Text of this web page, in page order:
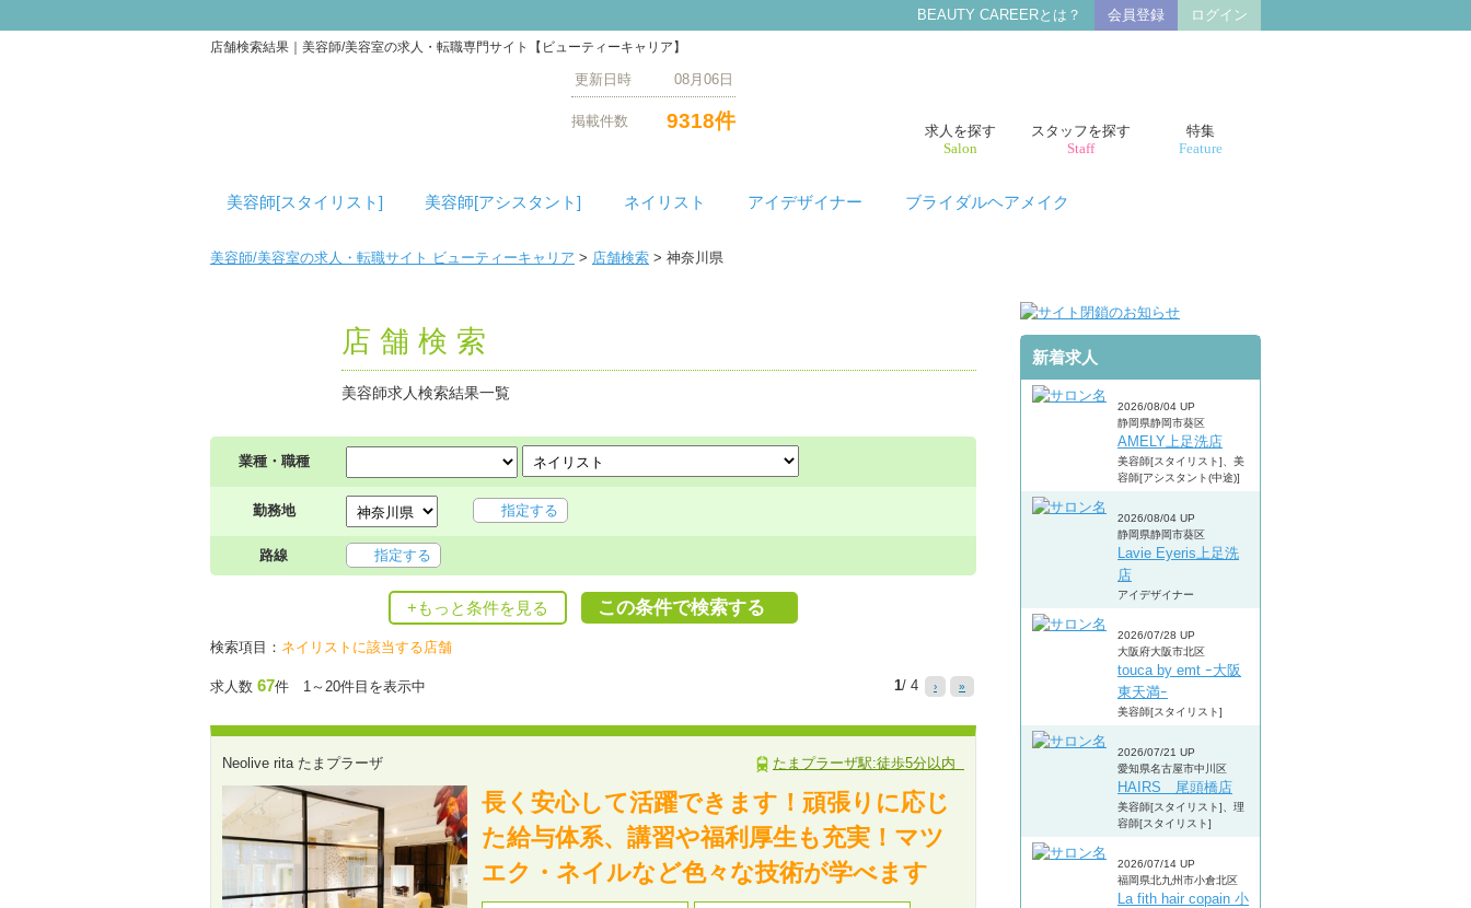
BEAUTY CAREERとは？ 会員登録 ログイン
店舗検索結果｜美容師/美容室の求人・転職専門サイト【ビューティーキャリア】
更新日時 08月06日
9318件
掲載件数
求人を探す
Salon
スタッフを探す
Staff
特集
Feature
美容師[スタイリスト] 美容師[アシスタント] ネイリスト アイデザイナー ブライダルヘアメイク
美容師/美容室の求人・転職サイト ビューティーキャリア > 店舗検索 > 神奈川県
店舗検索
美容師求人検索結果一覧
業種・職種
勤務地 指定する
路線 指定する
+もっと条件を見る この条件で検索する
検索項目： ネイリストに該当する店舗
求人数 67件 1～20件目を表示中 1/ 4 › »
Neolive rita たまプラーザ たまプラーザ駅:徒歩5分以内
長く安心して活躍できます！頑張りに応じ
た給与体系、講習や福利厚生も充実！マツ
エク・ネイルなど色々な技術が学べます
新着求人
2026/08/04 UP
静岡県静岡市葵区
AMELY上足洗店
美容師[スタイリスト]、美
容師[アシスタント(中途)]
2026/08/04 UP
静岡県静岡市葵区
Lavie Eyeris上足洗
店
アイデザイナー
2026/07/28 UP
大阪府大阪市北区
touca by emt ｰ大阪
東天満ｰ
美容師[スタイリスト]
2026/07/21 UP
愛知県名古屋市中川区
HAIRS 尾頭橋店
美容師[スタイリスト]、理
容師[スタイリスト]
2026/07/14 UP
福岡県北九州市小倉北区
La fith hair copain 小